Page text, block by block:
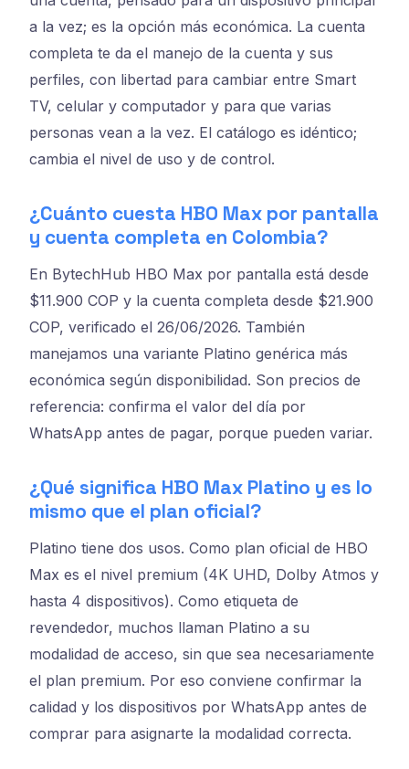
a la vez; es la opción más económica. La cuenta
completa te da el manejo de la cuenta y sus
perfiles, con libertad para cambiar entre Smart
TV, celular y computador y para que varias
personas vean a la vez. El catálogo es idéntico;
cambia el nivel de uso y de control.
¿Cuánto cuesta HBO Max por pantalla
y cuenta completa en Colombia?
En BytechHub HBO Max por pantalla está desde
$11.900 COP y la cuenta completa desde $21.900
COP, verificado el 26/06/2026. También
manejamos una variante Platino genérica más
económica según disponibilidad. Son precios de
referencia: confirma el valor del día por
WhatsApp antes de pagar, porque pueden variar.
¿Qué significa HBO Max Platino y es lo
mismo que el plan oficial?
Platino tiene dos usos. Como plan oficial de HBO
Max es el nivel premium (4K UHD, Dolby Atmos y
hasta 4 dispositivos). Como etiqueta de
revendedor, muchos llaman Platino a su
modalidad de acceso, sin que sea necesariamente
el plan premium. Por eso conviene confirmar la
calidad y los dispositivos por WhatsApp antes de
comprar para asignarte la modalidad correcta.